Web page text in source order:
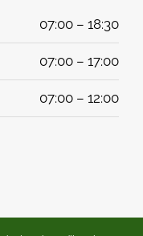
07:00 – 18:30
07:00 – 17:00
07:00 – 12:00